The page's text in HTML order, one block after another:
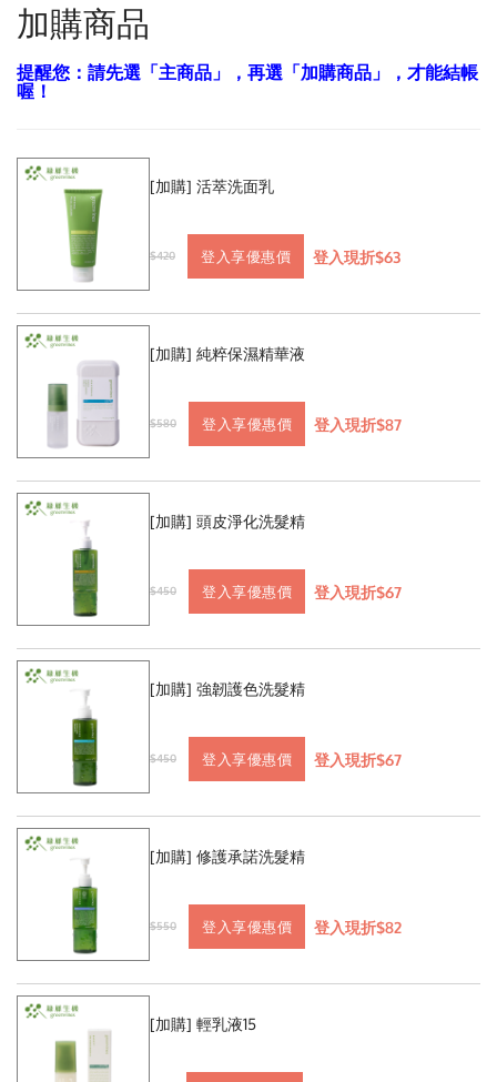
加購商品
提醒您：請先選「主商品」，再選「加購商品」，才能結帳
喔！
[加購] 活萃洗面乳
$420 登入享優惠價 登入現折$63
[加購] 純粹保濕精華液
$580 登入享優惠價 登入現折$87
[加購] 頭皮淨化洗髮精
$450 登入享優惠價 登入現折$67
[加購] 強韌護色洗髮精
$450 登入享優惠價 登入現折$67
[加購] 修護承諾洗髮精
$550 登入享優惠價 登入現折$82
[加購] 輕乳液15